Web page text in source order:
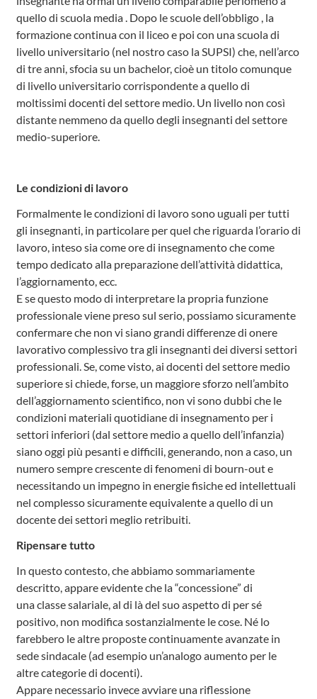
quello di scuola media . Dopo le scuole dell’obbligo , la
formazione continua con il liceo e poi con una scuola di
livello universitario (nel nostro caso la SUPSI) che, nell’arco
di tre anni, sfocia su un bachelor, cioè un titolo comunque
di livello universitario corrispondente a quello di
moltissimi docenti del settore medio. Un livello non così
distante nemmeno da quello degli insegnanti del settore
medio-superiore.
Le condizioni di lavoro
Formalmente le condizioni di lavoro sono uguali per tutti
gli insegnanti, in particolare per quel che riguarda l’orario di
lavoro, inteso sia come ore di insegnamento che come
tempo dedicato alla preparazione dell’attività didattica,
l’aggiornamento, ecc.
E se questo modo di interpretare la propria funzione
professionale viene preso sul serio, possiamo sicuramente
confermare che non vi siano grandi differenze di onere
lavorativo complessivo tra gli insegnanti dei diversi settori
professionali. Se, come visto, ai docenti del settore medio
superiore si chiede, forse, un maggiore sforzo nell’ambito
dell’aggiornamento scientifico, non vi sono dubbi che le
condizioni materiali quotidiane di insegnamento per i
settori inferiori (dal settore medio a quello dell’infanzia)
siano oggi più pesanti e difficili, generando, non a caso, un
numero sempre crescente di fenomeni di bourn-out e
necessitando un impegno in energie fisiche ed intellettuali
nel complesso sicuramente equivalente a quello di un
docente dei settori meglio retribuiti.
Ripensare tutto
In questo contesto, che abbiamo sommariamente
descritto, appare evidente che la “concessione” di
una classe salariale, al di là del suo aspetto di per sé
positivo, non modifica sostanzialmente le cose. Né lo
farebbero le altre proposte continuamente avanzate in
sede sindacale (ad esempio un’analogo aumento per le
altre categorie di docenti).
Appare necessario invece avviare una riflessione